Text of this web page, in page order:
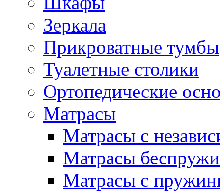
Зеркала
Прикроватные тумбы
Туалетные столики
Ортопедические
Матрасы
Матрасы с
Матрасы
Матрасы с